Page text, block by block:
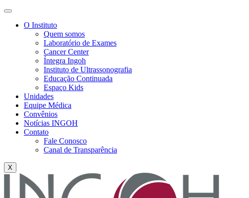
O Instituto
Quem somos
Laboratório de Exames
Cancer Center
Íntegra Ingoh
Instituto de Ultrassonografia
Educação Continuada
Espaço Kids
Unidades
Equipe Médica
Convênios
Notícias INGOH
Contato
Fale Conosco
Canal de Transparência
X